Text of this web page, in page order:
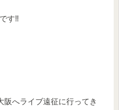
す‼︎
阪へライブ遠征に行ってき